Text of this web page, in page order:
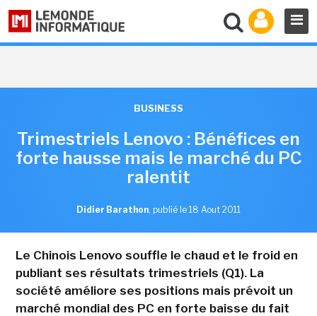
BUSINESS
Trimestriels Lenovo : Bénéfices en
forte hausse mais le marché du PC
ralentit
Didier Barathon, publié le 18 Aout 2011
Le Chinois Lenovo souffle le chaud et le froid en
publiant ses résultats trimestriels (Q1). La
société améliore ses positions mais prévoit un
marché mondial des PC en forte baisse du fait